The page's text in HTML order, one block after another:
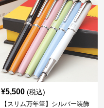
¥5,500 (税込)
【スリム万年筆】シルバー装飾